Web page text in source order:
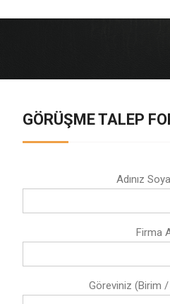
GÖRÜŞME TALEP
Adınız
Firma
Göreviniz (Birim